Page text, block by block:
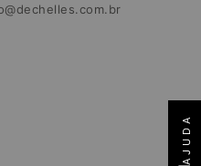
AJUDA